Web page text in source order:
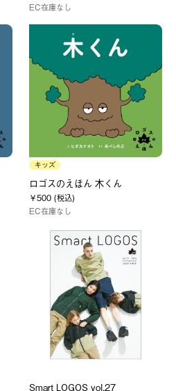
EC在庫なし
キッズ
ロゴスのえほん 木くん
￥500 (税込)
EC在庫なし
Smart LOGOS vol.27